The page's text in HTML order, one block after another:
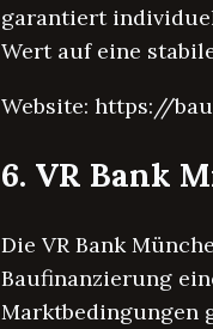
garantiert
Wert auf eine
Website: https://
6. VR Bank
Die VR Bank
Baufinanzierung
Marktbedingungen